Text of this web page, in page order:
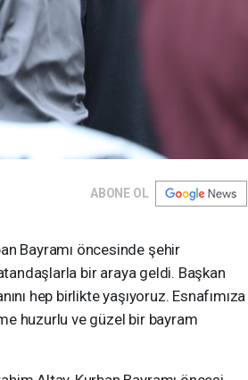
ABONE OL
Bayramı öncesinde şehir
bir araya geldi. Başkan
hep birlikte yaşıyoruz. Esnafımıza
huzurlu ve güzel bir bayram